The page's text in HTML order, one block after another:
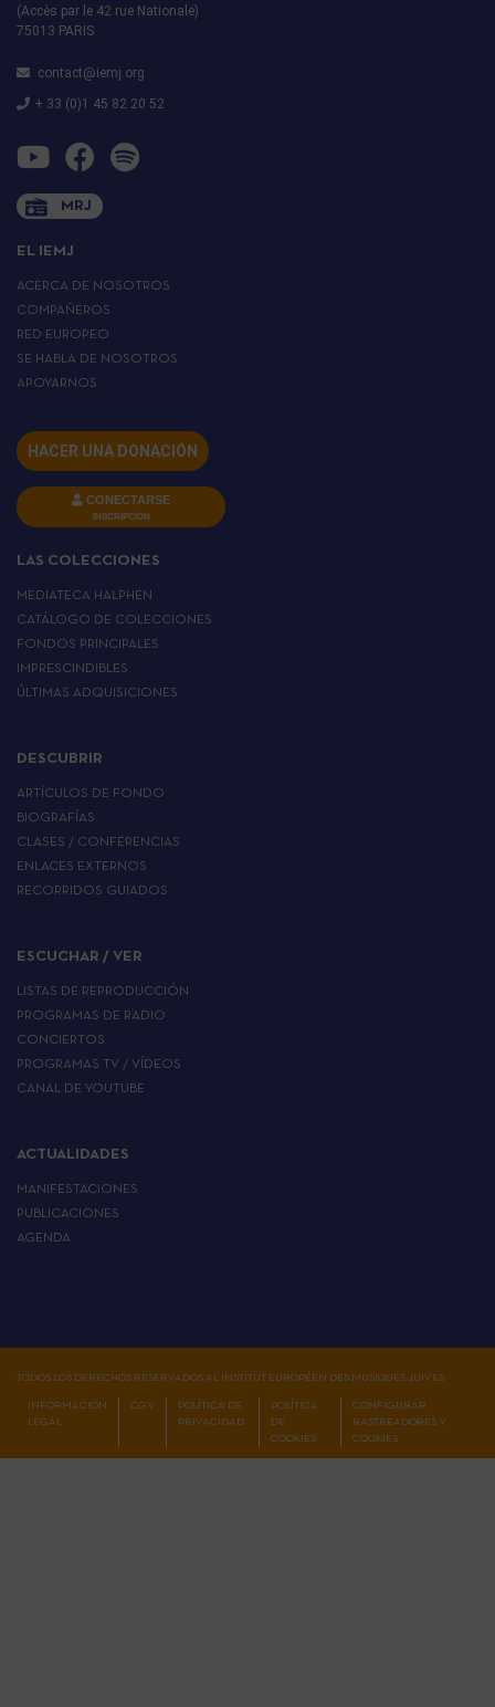
(Accès par le 42 rue Nationale)
75013 PARIS
contact@iemj.org
+ 33 (0)1 45 82 20 52
MRJ
EL IEMJ
ACERCA DE NOSOTROS
COMPAÑEROS
RED EUROPEO
SE HABLA DE NOSOTROS
APOYARNOS
HACER UNA DONACIÓN
CONECTARSE
INSCRIPCIÓN
LAS COLECCIONES
MEDIATECA HALPHEN
CATÁLOGO DE COLECCIONES
FONDOS PRINCIPALES
IMPRESCINDIBLES
ÚLTIMAS ADQUISICIONES
DESCUBRIR
ARTÍCULOS DE FONDO
BIOGRAFÍAS
CLASES / CONFERENCIAS
ENLACES EXTERNOS
RECORRIDOS GUIADOS
ESCUCHAR / VER
LISTAS DE REPRODUCCIÓN
PROGRAMAS DE RADIO
CONCIERTOS
PROGRAMAS TV / VÍDEOS
CANAL DE YOUTUBE
ACTUALIDADES
MANIFESTACIONES
PUBLICACIONES
AGENDA
TODOS LOS DERECHOS RESERVADOS AL INSTITUT EUROPÉEN DES MUSIQUES JUIVES
INFORMACIÓN
LEGAL
CGV
POLÍTICA DE
PRIVACIDAD
POLÍTICA
DE
COOKIES
CONFIGURAR
RASTREADORES Y
COOKIES